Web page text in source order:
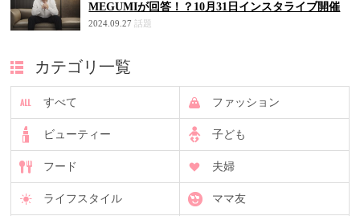
MEGUMIが回答！？10月31日インスタライブ開催
2024.09.27 話題
カテゴリ一覧
すべて ファッション
ビューティー 子ども
フード 夫婦
ライフスタイル ママ友